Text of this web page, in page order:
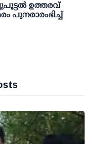
ഉത്തരവ്
പുനരാരംഭിച്ച്